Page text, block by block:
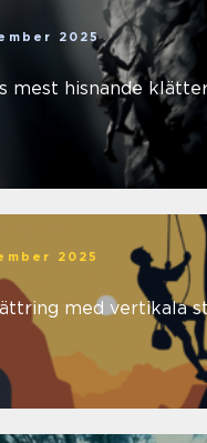
2025
mest hisnande
2025
med vertikala